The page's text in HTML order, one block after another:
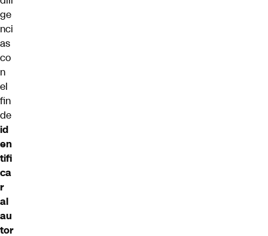
ge
nci
as
co
n
el
fin
de
id
en
tifi
ca
r
al
au
tor